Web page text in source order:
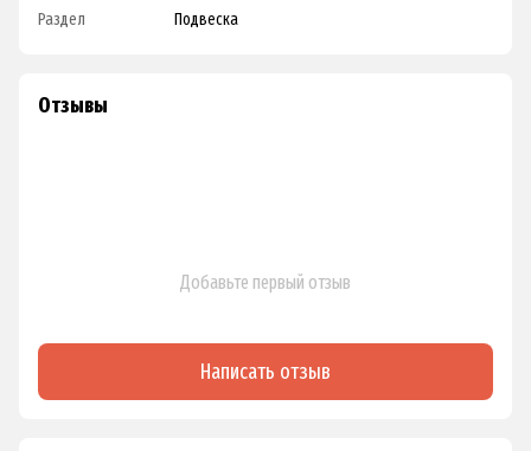
Раздел
Подвеска
Отзывы
Добавьте первый отзыв
Написать отзыв